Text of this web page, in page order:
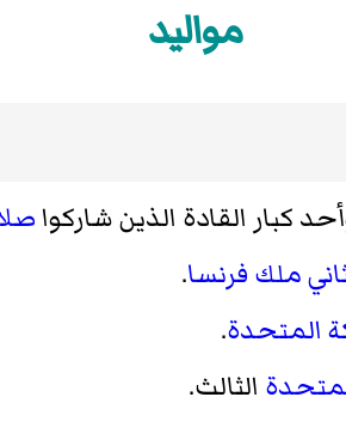
مواليد
كبار القادة الذين شاركوا
ملك فرنسا.
المتحدة.
الثالث.